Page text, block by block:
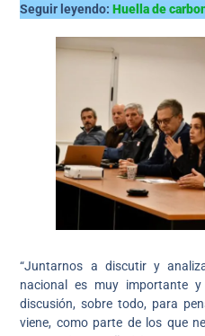
Seguir leyendo:Huella de
“Juntarnos a discutir y
nacional es muy importante
discusión, sobre todo, para
viene, como parte de los que